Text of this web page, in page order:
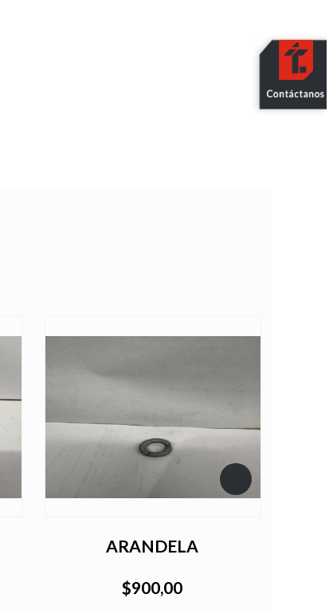
ARANDELA
$900,00